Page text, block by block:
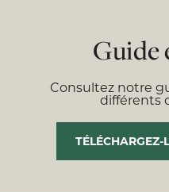
Guide
Consultez notre
différents
TÉLÉCHARGEZ-